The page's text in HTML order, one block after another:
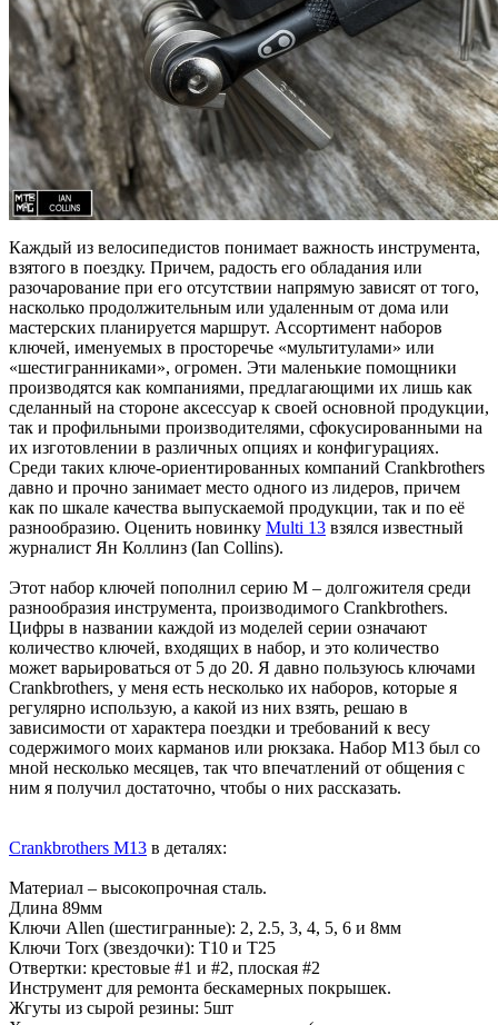
Каждый из велосипедистов понимает важность инструмента,
взятого в поездку. Причем, радость его обладания или
разочарование при его отсутствии напрямую зависят от того,
насколько продолжительным или удаленным от дома или
мастерских планируется маршрут. Ассортимент наборов
ключей, именуемых в просторечье «мультитулами» или
«шестигранниками», огромен. Эти маленькие помощники
производятся как компаниями, предлагающими их лишь как
сделанный на стороне аксессуар к своей основной продукции,
так и профильными производителями, сфокусированными на
их изготовлении в различных опциях и конфигурациях.
Среди таких ключе-ориентированных компаний Crankbrothers
давно и прочно занимает место одного из лидеров, причем
как по шкале качества выпускаемой продукции, так и по её
разнообразию. Оценить новинку Multi 13 взялся известный
журналист Ян Коллинз (Ian Collins).
Этот набор ключей пополнил серию M – долгожителя среди
разнообразия инструмента, производимого Crankbrothers.
Цифры в названии каждой из моделей серии означают
количество ключей, входящих в набор, и это количество
может варьироваться от 5 до 20. Я давно пользуюсь ключами
Crankbrothers, у меня есть несколько их наборов, которые я
регулярно использую, а какой из них взять, решаю в
зависимости от характера поездки и требований к весу
содержимого моих карманов или рюкзака. Набор M13 был со
мной несколько месяцев, так что впечатлений от общения с
ним я получил достаточно, чтобы о них рассказать.
Crankbrothers M13 в деталях:
Материал – высокопрочная сталь.
Длина 89мм
Ключи Allen (шестигранные): 2, 2.5, 3, 4, 5, 6 и 8мм
Ключи Torx (звездочки): T10 и T25
Отвертки: крестовые #1 и #2, плоская #2
Инструмент для ремонта бескамерных покрышек.
Жгуты из сырой резины: 5шт